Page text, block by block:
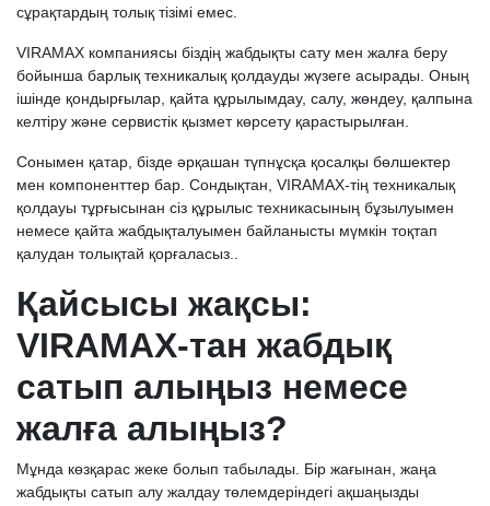
сұрақтардың толық тізімі емес.
VIRAMAX компаниясы біздің жабдықты сату мен жалға беру
бойынша барлық техникалық қолдауды жүзеге асырады. Оның
ішінде қондырғылар, қайта құрылымдау, салу, жөндеу, қалпына
келтіру және сервистік қызмет көрсету қарастырылған.
Сонымен қатар, бізде әрқашан түпнұсқа қосалқы бөлшектер
мен компоненттер бар. Сондықтан, VIRAMAX-тің техникалық
қолдауы тұрғысынан сіз құрылыс техникасының бұзылуымен
немесе қайта жабдықталуымен байланысты мүмкін тоқтап
қалудан толықтай қорғаласыз..
Қайсысы жақсы:
VIRAMAX-тан жабдық
сатып алыңыз немесе
жалға алыңыз?
Мұнда көзқарас жеке болып табылады. Бір жағынан, жаңа
жабдықты сатып алу жалдау төлемдеріндегі ақшаңызды